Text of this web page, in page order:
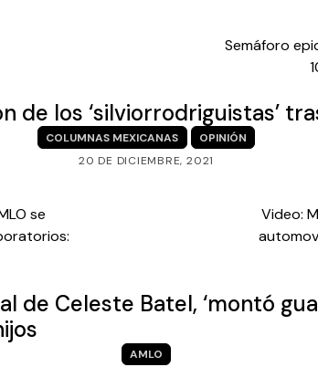
Semáforo
de los ‘silviorrodriguistas’
COLUMNAS MEXICANAS
OPINIÓN
20 DE DICIEMBRE, 2021
se
Video:
de Celeste Batel, ‘montó
AMLO